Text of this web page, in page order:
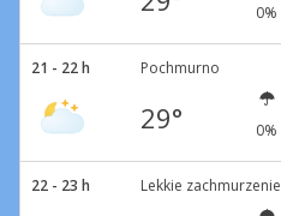
0%
21 - 22 h Pochmurno
29° 0%
22 - 23 h Lekkie zachmurzenie